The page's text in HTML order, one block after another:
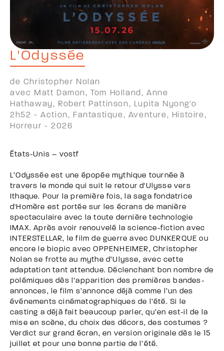
L'Odyssée
de Christopher Nolan
avec Matt Damon, Tom Holland, Anne
Hathaway, Robert Pattinson, Lupita Nyong'o
2h52 - Action, Fantastique, Aventure, Histoire,
Horreur - 2026
États-Unis – vostf
L’Odyssée est une épopée mythique tournée à
travers le monde qui suit le retour d'Ulysse vers
Ithaque. Pour la première fois, la saga fondatrice
d'Homère est portée sur les écrans de manière
spectaculaire avec la toute dernière technologie
IMAX. Après avoir renouvelé la science-fiction avec
INTERSTELLAR, le film de guerre avec DUNKERQUE ou
encore le biopic avec OPPENHEIMER, Christopher
Nolan se frotte au mythe d’Ulysse, avec cette
adaptation tant attendue. Déclenchant bon nombre de
polémiques dès l’apparition des premières bandes-
annonces, le film s’annonce déjà comme l’un des
événements cinématographiques de l’été. Si le
casting a déjà fait beaucoup parler, qu’en est-il de la
mise en scène, du choix des décors, des costumes ?
Verdict sur grand écran, en version originale dès le 15
juillet et pour une bonne partie de l’été.